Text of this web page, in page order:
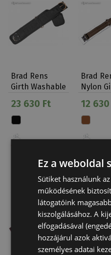
Brad Rens
Girth Washable
23 630 Ft
Brad
Nylon
12
Ez a weboldal
Sütiket használunk
működésének
látogatóink
kiszolgálásához. A
elfogadásával
hozzájárul azok
személyes adatai